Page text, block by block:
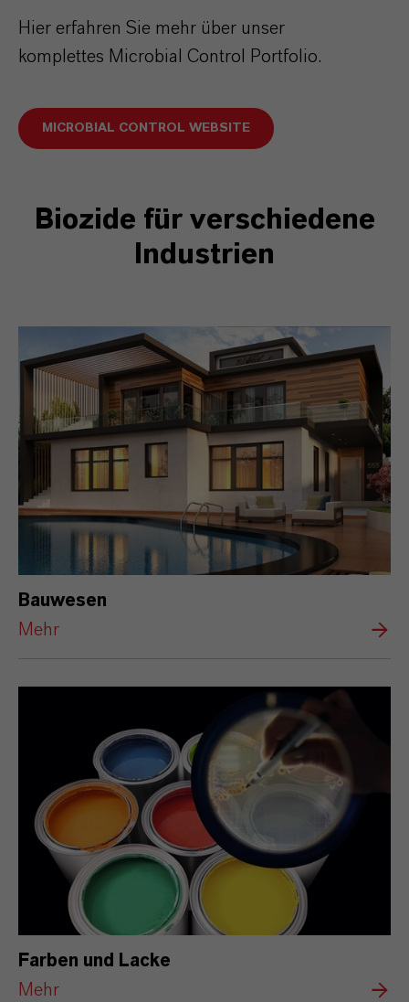
Hier erfahren Sie mehr über unser
komplettes Microbial Control Portfolio.
MICROBIAL CONTROL WEBSITE
Biozide für verschiedene
Industrien
Bauwesen
Mehr
Farben und Lacke
Mehr